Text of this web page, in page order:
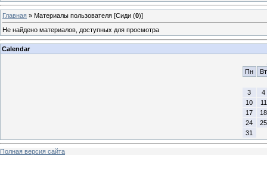
Главная » Материалы пользователя [Сиди (0)]
Не найдено материалов, доступных для просмотра
Calendar
Пн
Вт
3
4
10
11
17
18
24
25
31
Полная версия сайта